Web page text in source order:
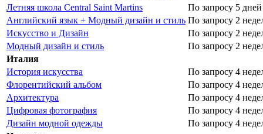
Летняя школа Central Saint Martins
По запросу 5 дней
Английский язык + Модный дизайн и стиль По запросу 2
Искусство и Дизайн
По запросу 2
Модный дизайн и стиль
По запросу 2
Италия
История искусства
По запросу 4
Флорентийский альбом
По запросу 4
Архитектура
По запросу 4
Цифровая фотография
По запросу 4
Дизайн модной одежды
По запросу 4